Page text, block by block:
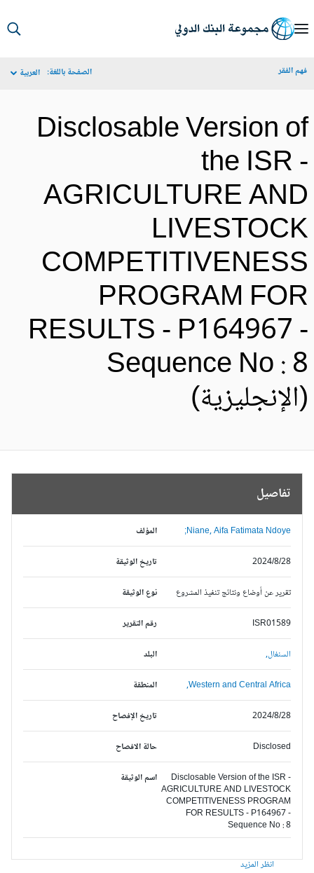
الفقر الصفحة باللغة: العربية
Disclosable Version
the ISR
AGRICULTURE
PROGRAM
RESULTS - P164967
Sequence No :
تفاصيل
المؤلف Niane, Aifa Fatimata Ndoye;
تاريخ الوثيقة 2024/8/28
نوع الوثيقة تقرير عن أوضاع ونتائج تنفيذ المشروع
رقم التقرير ISR01589
البلد السنغال,
المنطقة Western and Central Africa,
تاريخ الإفصاح 2024/8/28
حالة الافصاح Disclosed
اسم الوثيقة
Disclosable Version of the ISR -
AGRICULTURE AND LIVESTOCK
COMPETITIVENESS PROGRAM
FOR RESULTS - P164967 -
Sequence No : 8
انظر المزيد